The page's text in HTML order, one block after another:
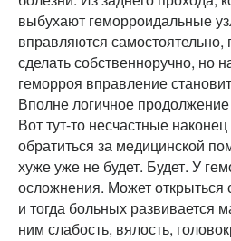
выбухают геморроидальные
вправляются
сделать собственноручно, но
геморроя вправление
Вполне логичное
Вот тут-то несчастные
обратиться за медицинской
хуже уже не будет. Будет. У
осложнения. Может открыться
и тогда больных развивается
ним слабость, вялость,